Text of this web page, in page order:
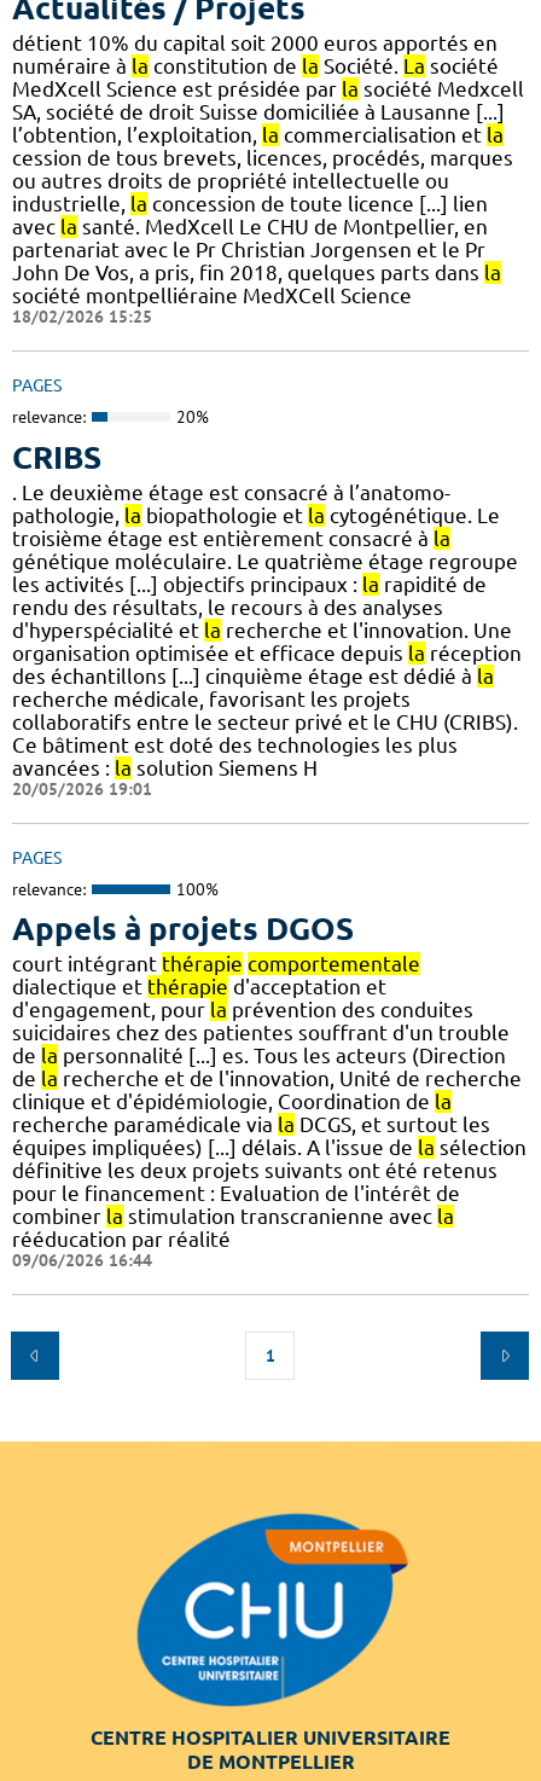
Actualités / Projets
détient 10% du capital soit 2000 euros apportés en
numéraire à la constitution de la Société. La société
MedXcell Science est présidée par la société Medxcell
SA, société de droit Suisse domiciliée à Lausanne [...]
l’obtention, l’exploitation, la commercialisation et la
cession de tous brevets, licences, procédés, marques
ou autres droits de propriété intellectuelle ou
industrielle, la concession de toute licence [...] lien
avec la santé. MedXcell Le CHU de Montpellier, en
partenariat avec le Pr Christian Jorgensen et le Pr
John De Vos, a pris, fin 2018, quelques parts dans la
société montpelliéraine MedXCell Science
18/02/2026 15:25
PAGES
relevance: 20%
CRIBS
. Le deuxième étage est consacré à l’anatomo-
pathologie, la biopathologie et la cytogénétique. Le
troisième étage est entièrement consacré à la
génétique moléculaire. Le quatrième étage regroupe
les activités [...] objectifs principaux : la rapidité de
rendu des résultats, le recours à des analyses
d'hyperspécialité et la recherche et l'innovation. Une
organisation optimisée et efficace depuis la réception
des échantillons [...] cinquième étage est dédié à la
recherche médicale, favorisant les projets
collaboratifs entre le secteur privé et le CHU (CRIBS).
Ce bâtiment est doté des technologies les plus
avancées : la solution Siemens H
20/05/2026 19:01
PAGES
relevance: 100%
Appels à projets DGOS
court intégrant thérapie comportementale
dialectique et thérapie d'acceptation et
d'engagement, pour la prévention des conduites
suicidaires chez des patientes souffrant d'un trouble
de la personnalité [...] es. Tous les acteurs (Direction
de la recherche et de l'innovation, Unité de recherche
clinique et d'épidémiologie, Coordination de la
recherche paramédicale via la DCGS, et surtout les
équipes impliquées) [...] délais. A l'issue de la sélection
définitive les deux projets suivants ont été retenus
pour le financement : Evaluation de l'intérêt de
combiner la stimulation transcranienne avec la
rééducation par réalité
09/06/2026 16:44
1
CENTRE HOSPITALIER UNIVERSITAIRE
DE MONTPELLIER